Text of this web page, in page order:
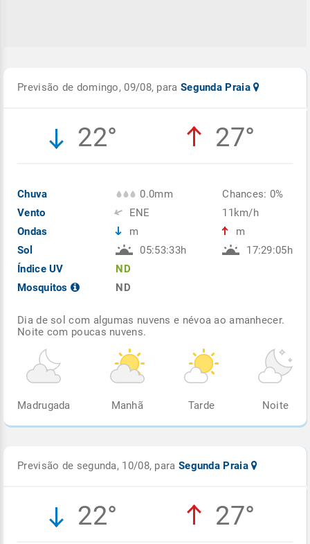
Previsão de domingo, 09/08, para Segunda Praia
22° 27°
Chuva
Vento
Ondas
Sol
Índice UV
Mosquitos
0.0mm
ENE
m
05:53:33h
ND
ND
Chances: 0%
11km/h
m
17:29:05h
Dia de sol com algumas nuvens e névoa ao amanhecer.
Noite com poucas nuvens.
Madrugada Manhã Tarde Noite
Previsão de segunda, 10/08, para Segunda Praia
22° 27°